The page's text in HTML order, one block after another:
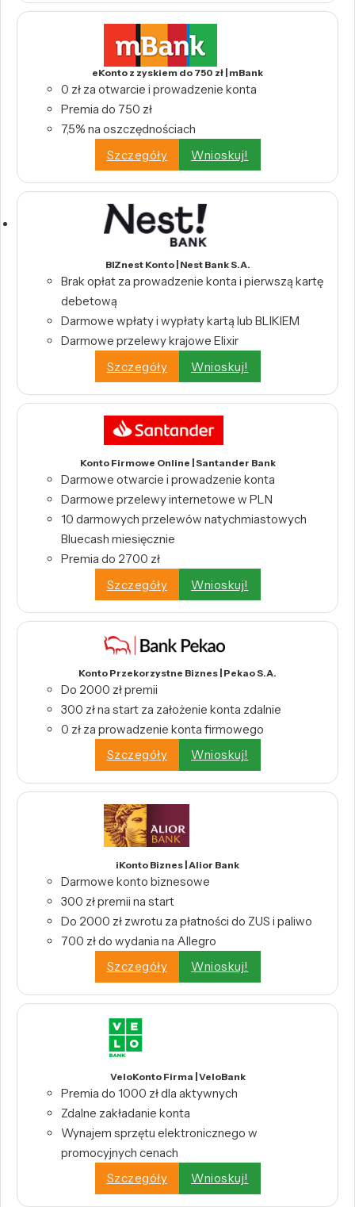
eKonto z zyskiem do 750 zł | mBank
0 zł za otwarcie i prowadzenie konta
Premia do 750 zł
7,5% na oszczędnościach
Szczegóły
Wnioskuj!
BIZnest Konto | Nest Bank S.A.
Brak opłat za prowadzenie konta i pierwszą kartę
debetową
Darmowe wpłaty i wypłaty kartą lub BLIKIEM
Darmowe przelewy krajowe Elixir
Szczegóły
Wnioskuj!
Konto Firmowe Online | Santander Bank
Darmowe otwarcie i prowadzenie konta
Darmowe przelewy internetowe w PLN
10 darmowych przelewów natychmiastowych
Bluecash miesięcznie
Premia do 2700 zł
Szczegóły
Wnioskuj!
Konto Przekorzystne Biznes | Pekao S.A.
Do 2000 zł premii
300 zł na start za założenie konta zdalnie
0 zł za prowadzenie konta firmowego
Szczegóły
Wnioskuj!
iKonto Biznes | Alior Bank
Darmowe konto biznesowe
300 zł premii na start
Do 2000 zł zwrotu za płatności do ZUS i paliwo
700 zł do wydania na Allegro
Szczegóły
Wnioskuj!
VeloKonto Firma | VeloBank
Premia do 1000 zł dla aktywnych
Zdalne zakładanie konta
Wynajem sprzętu elektronicznego w
promocyjnych cenach
Szczegóły
Wnioskuj!